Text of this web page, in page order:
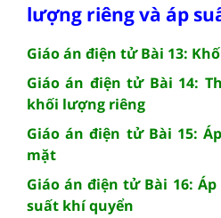
lượng riêng và áp
Giáo án điện tử Bài 13:
Giáo án điện tử Bài 14:
khối lượng riêng
Giáo án điện tử Bài 15:
mặt
Giáo án điện tử Bài 16:
suất khí quyển